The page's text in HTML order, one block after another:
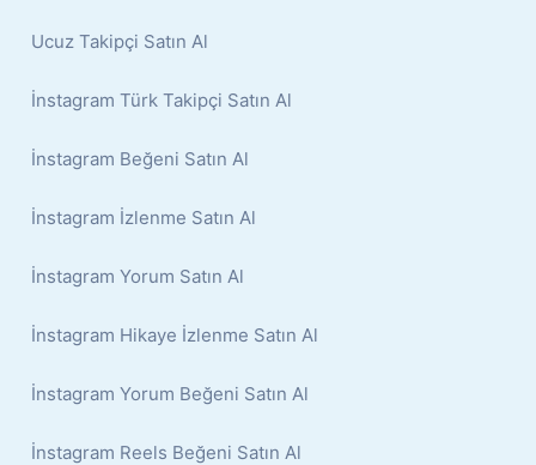
Ucuz Takipçi Satın Al
İnstagram Türk Takipçi Satın Al
İnstagram Beğeni Satın Al
İnstagram İzlenme Satın Al
İnstagram Yorum Satın Al
İnstagram Hikaye İzlenme Satın Al
İnstagram Yorum Beğeni Satın Al
İnstagram Reels Beğeni Satın Al